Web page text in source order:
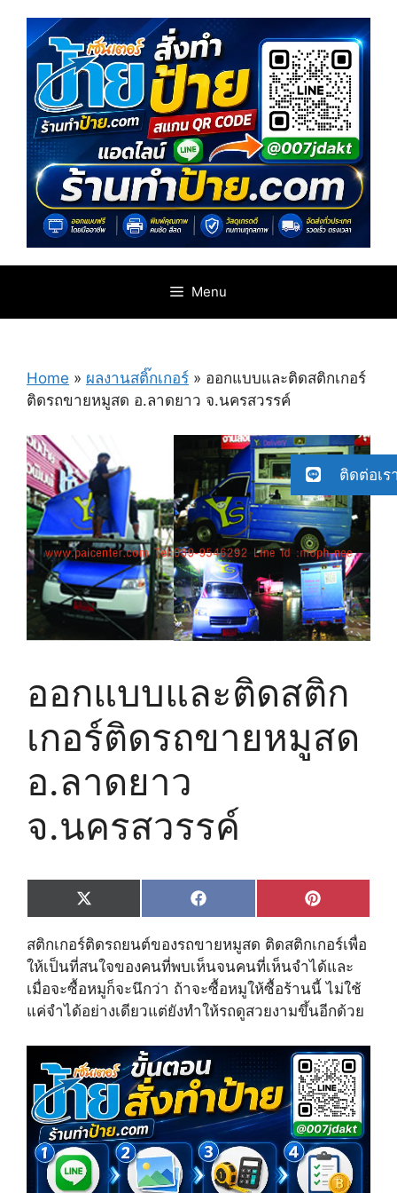
content
Menu
Home » ผลงานสติ๊กเกอร์ » ออกแบบและติดสติกเกอร์
ติดรถขายหมูสด อ.ลาดยาว จ.นครสวรรค์
ออกแบบและติดสติก
เกอร์ติดรถขายหมูสด
อ.ลาดยาว
จ.นครสวรรค์
Share
on
X
(
T
w
i
t
e
Share
on
F
a
e
b
o
o
k
Share
on
P
i
t
e
r
e
s
สติกเกอร์ติดรถยนต์ของรถขายหมูสด ติดสติกเกอร์เพื่อ
ให้เป็นที่สนใจของคนที่พบเห็นจนคนที่เห็นจำได้และ
เมื่อจะซื้อหมูก็จะนึกว่า ถ้าจะซื้อหมูให้ซื้อร้านนี้ ไม่ใช้
แค่จำได้อย่างเดียวแต่ยังทำให้รถดูสวยงามขึ้นอีกด้วย
ติดต่อเร